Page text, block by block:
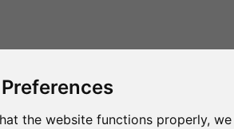
the website functions properly,